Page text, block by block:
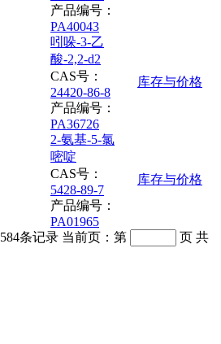
产品编号：
PA40043
吲哚-3-乙
酸-2,2-d2
CAS号：
24420-86-8
产品编号：
PA36726
库存与价格
2-氨基-5-氯
嘧啶
CAS号：
5428-89-7
产品编号：
PA01965
库存与价格
条记录 当前页：第 页 共